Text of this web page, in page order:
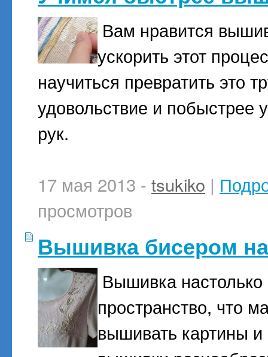
Вам нравится
ускорить этот
научиться превратить это
удовольствие и побыстрее
рук.
17 мая 2013 - tsukiko |
просмотров
Вышивка бисером
Вышивка
пространство, что
вышивать картины